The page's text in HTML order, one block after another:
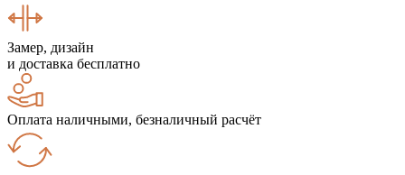
Замер, дизайн
и доставка бесплатно
Оплата наличными, безналичный расчёт